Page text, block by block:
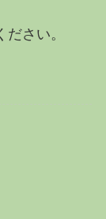
さい。